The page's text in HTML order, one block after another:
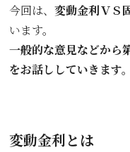
今回は、 変動金利ＶＳ
います。
一般的な意見などから
をお話ししていきます。
変動金利とは